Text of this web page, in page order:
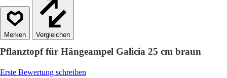
Vergleichen
Pflanztopf für Hängeampel Galicia 25 cm braun
Erste Bewertung schreiben